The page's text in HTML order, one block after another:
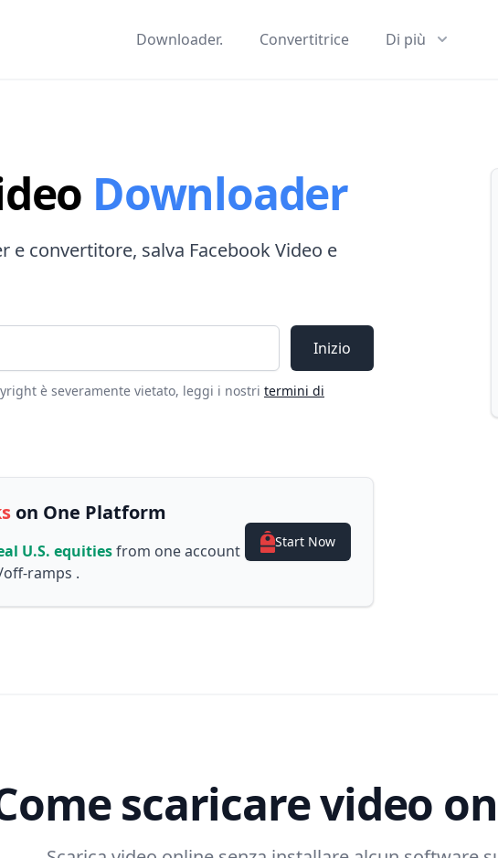
Downloader. Convertitrice Di più
Downloader
e convertitore, salva Facebook Video e
Inizio
è severamente vietato, leggi i nostri termini di
on One Platform
U.S. equitiesfrom one account
off-ramps .
Start Now
scaricare video